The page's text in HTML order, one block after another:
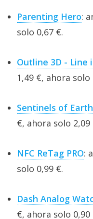
Parenting Hero:
solo 0,67 €.
Outline 3D - Line
1,49 €, ahora solo
Sentinels of
€, ahora solo 2,09
NFC ReTag PRO:
solo 0,99 €.
Dash Analog
€, ahora solo 0,90